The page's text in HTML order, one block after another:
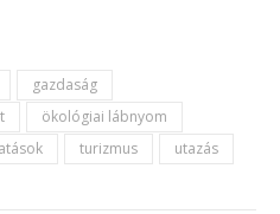
gazdaság
ökológiai lábnyom
turizmus utazás